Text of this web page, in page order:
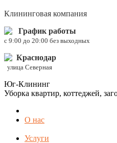
Клининговая компания
График работы
c 9:00 до 20:00 без выходных
Краснодар
улица Северная
Юг-Клининг
Уборка квартир, коттеджей,
О нас
Услуги